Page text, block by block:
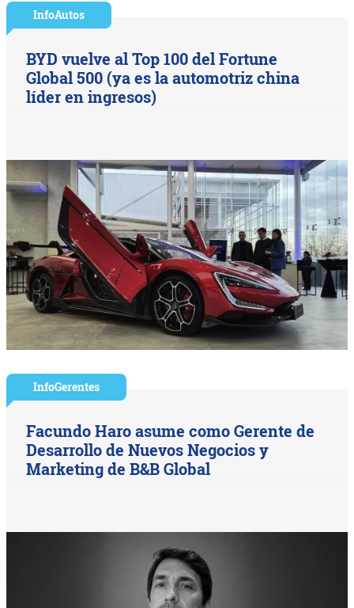
InfoAutos
BYD vuelve al Top 100 del Fortune
Global 500 (ya es la automotriz china
líder en ingresos)
InfoGerentes
Facundo Haro asume como Gerente de
Desarrollo de Nuevos Negocios y
Marketing de B&B Global